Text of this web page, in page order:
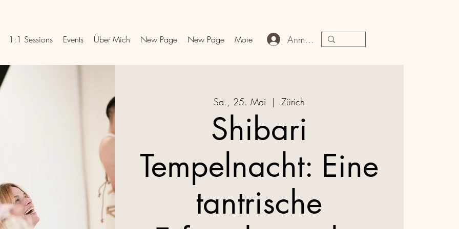
1:1 Sessions Events Über Mich New Page New Page More Anmelden
Sa., 25. Mai
  |
Zürich
Shibari
Tempelnacht: Eine
tantrische